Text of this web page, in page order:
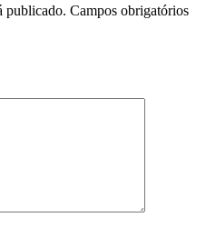
publicado. Campos obrigatórios